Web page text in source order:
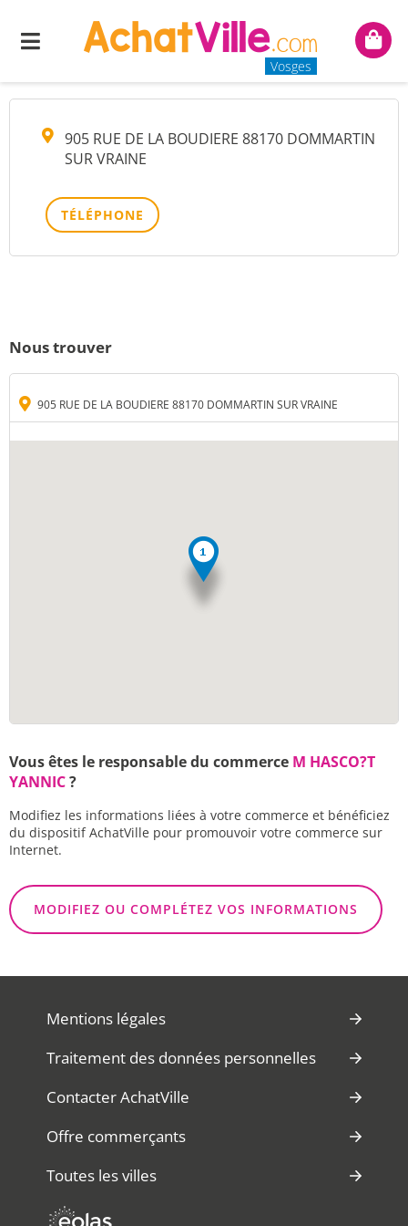
Menu
Vosges
Mon
M HASCO?T YANNIC
905 RUE DE LA BOUDIERE 88170 DOMMARTIN
SUR VRAINE
TÉLÉPHONE
Nous trouver
905 RUE DE LA BOUDIERE 88170 DOMMARTIN SUR VRAINE
Vous êtes le responsable du commerce M HASCO?T
YANNIC?
Modifiez les informations liées à votre commerce et bénéficiez
du dispositif AchatVille pour promouvoir votre commerce sur
Internet.
MODIFIEZ OU COMPLÉTEZ VOS INFORMATIONS
Mentions légales
Traitement des données personnelles
Contacter AchatVille
Offre commerçants
Toutes les villes